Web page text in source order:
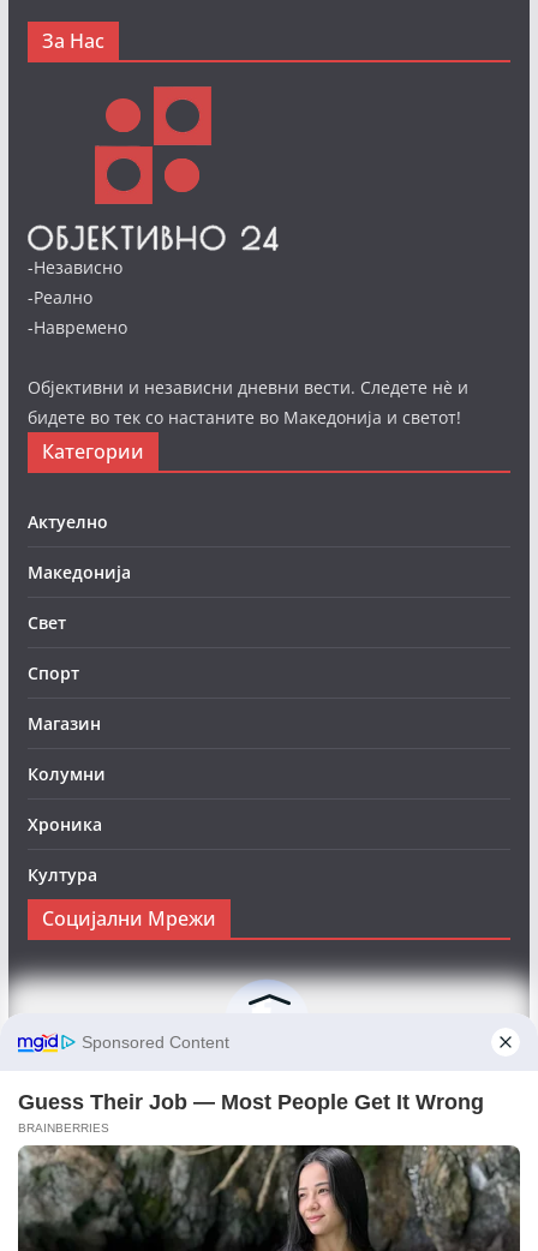
За Нас
-Независно
-Реално
-Навремено
Објективни и независни дневни вести. Следете нè и
бидете во тек со настаните во Македонија и светот!
Категории
Актуелно
Македонија
Свет
Спорт
Магазин
Колумни
Хроника
Култура
Социјални Мрежи
Следете нè на Фејсбук за да сте во тек со најновите